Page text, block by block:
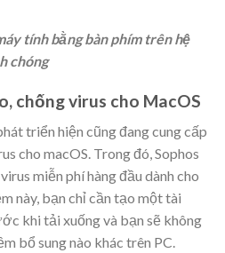
tính bằng bàn phím trên hệ
chóng
chống virus cho MacOS
triển hiện cũng đang cung cấp
cho macOS. Trong đó, Sophos
miễn phí hàng đầu dành cho
này, bạn chỉ cần tạo một tài
khi tải xuống và bạn sẽ không
bổ sung nào khác trên PC.